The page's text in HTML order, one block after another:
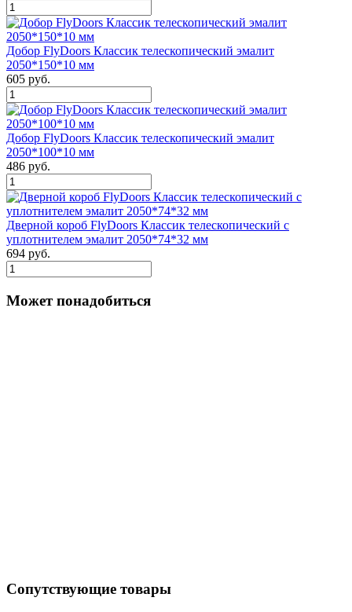
Добор FlyDoors Классик телескопический эмалит
2050*150*10 мм
605 руб.
Добор FlyDoors Классик телескопический эмалит
2050*100*10 мм
486 руб.
Дверной короб FlyDoors Классик телескопический с
уплотнителем эмалит 2050*74*32 мм
694 руб.
Может понадобиться
Сопутствующие товары